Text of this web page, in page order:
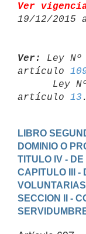
Ver
19/12/2015
Ver:
Ley
artículo
artículo 13
LIBRO
DOMINIO O
TITULO IV -
CAPITULO III -
VOLUNTARIAS
SECCION II -